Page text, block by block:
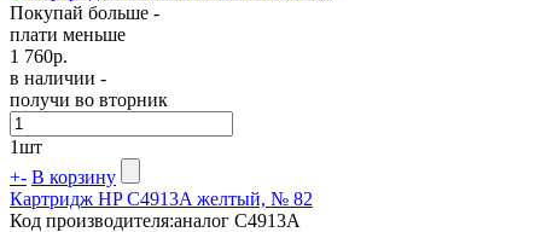
Покупай больше -
плати меньше
1 760р.
в наличии -
получи во вторник
1шт
+- В корзину
Картридж HP C4913A желтый, № 82
Код производителя:аналог C4913A